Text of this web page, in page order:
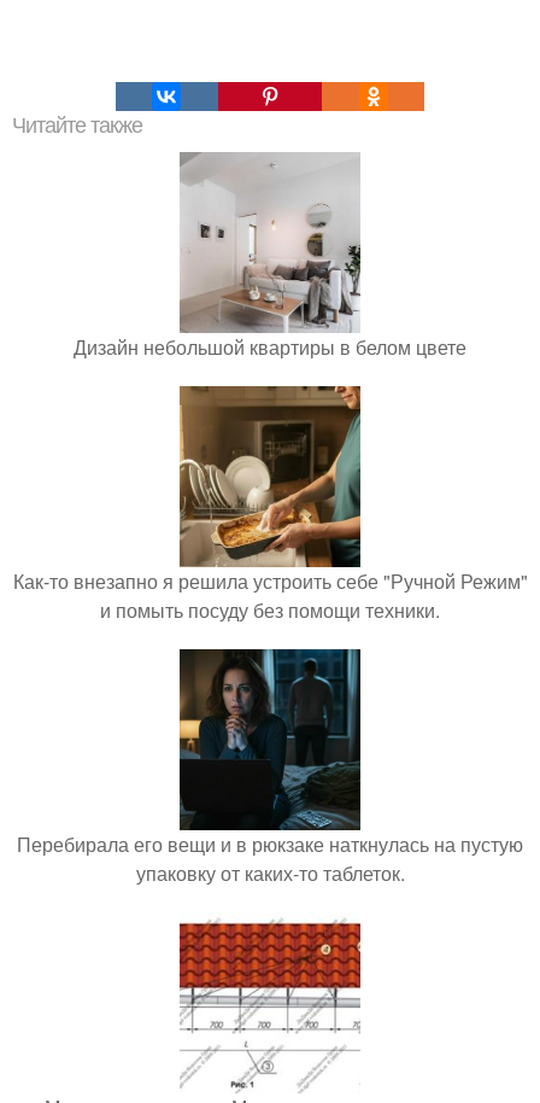
Читайте также
Дизайн небольшой квартиры в белом цвете
Как-то внезапно я решила устроить себе "Ручной Режим"
и помыть посуду без помощи техники.
Перебирала его вещи и в рюкзаке наткнулась на пустую
упаковку от каких-то таблеток.